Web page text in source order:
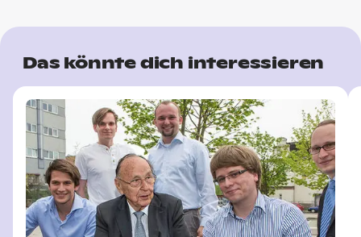
Das könnte dich interessieren